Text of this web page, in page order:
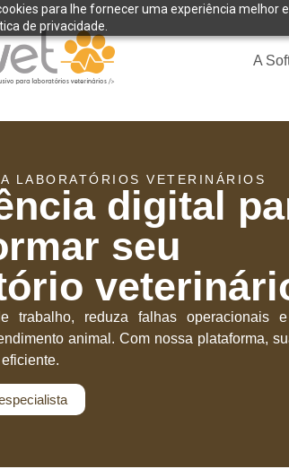
para lhe fornecer uma experiência melhor
de privacidade.
A
LABORATÓRIOS VETERINÁRIOS
digital
seu
trabalho, reduza falhas operacionais
animal. Com nossa plataforma,